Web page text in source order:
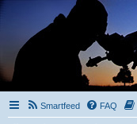
Smartfeed FAQ